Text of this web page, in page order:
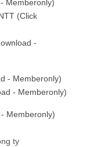
Memberonly)
(Click
-
- Memberonly)
- Memberonly)
Memberonly)
ty